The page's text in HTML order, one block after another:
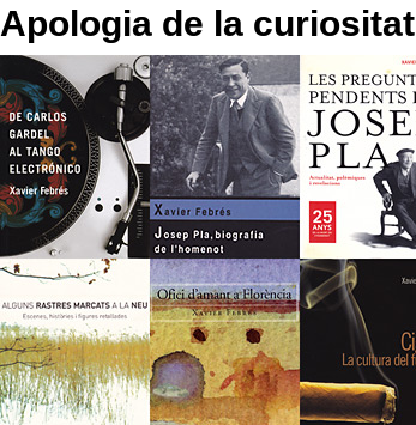
Apologia de la curiositat